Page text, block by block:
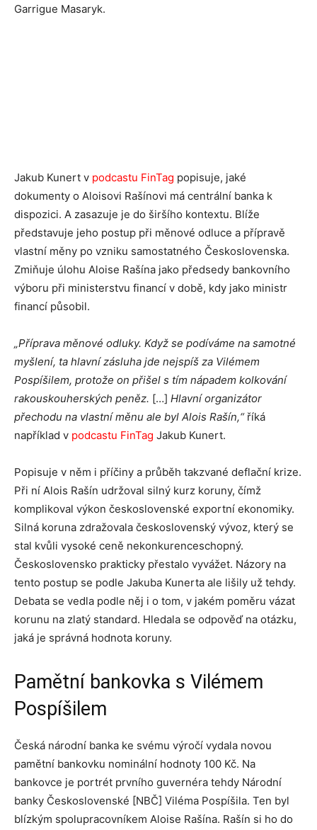
Garrigue Masaryk.
Jakub Kunert v podcastu FinTag popisuje, jaké
dokumenty o Aloisovi Rašínovi má centrální banka k
dispozici. A zasazuje je do širšího kontextu. Blíže
představuje jeho postup při měnové odluce a přípravě
vlastní měny po vzniku samostatného Československa.
Zmiňuje úlohu Aloise Rašína jako předsedy bankovního
výboru při ministerstvu financí v době, kdy jako ministr
financí působil.
„Příprava měnové odluky. Když se podíváme na samotné
myšlení, ta hlavní zásluha jde nejspíš za Vilémem
Pospíšilem, protože on přišel s tím nápadem kolkování
rakouskouherských peněz. […] Hlavní organizátor
přechodu na vlastní měnu ale byl Alois Rašín,“ říká
například v podcastu FinTag Jakub Kunert.
Popisuje v něm i příčiny a průběh takzvané deflační krize.
Při ní Alois Rašín udržoval silný kurz koruny, čímž
komplikoval výkon československé exportní ekonomiky.
Silná koruna zdražovala československý vývoz, který se
stal kvůli vysoké ceně nekonkurenceschopný.
Československo prakticky přestalo vyvážet. Názory na
tento postup se podle Jakuba Kunerta ale lišily už tehdy.
Debata se vedla podle něj i o tom, v jakém poměru vázat
korunu na zlatý standard. Hledala se odpověď na otázku,
jaká je správná hodnota koruny.
Pamětní bankovka s Vilémem
Pospíšilem
Česká národní banka ke svému výročí vydala novou
pamětní bankovku nominální hodnoty 100 Kč. Na
bankovce je portrét prvního guvernéra tehdy Národní
banky Československé [NBČ] Viléma Pospíšila. Ten byl
blízkým spolupracovníkem Aloise Rašína. Rašín si ho do